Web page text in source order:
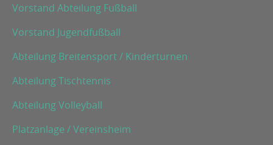
Vorstand Abteilung Fußball
Vorstand Jugendfußball
Abteilung Breitensport / Kinderturnen
Abteilung Tischtennis
Abteilung Volleyball
Platzanlage / Vereinsheim